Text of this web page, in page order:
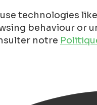
technologies
behaviour or
notre